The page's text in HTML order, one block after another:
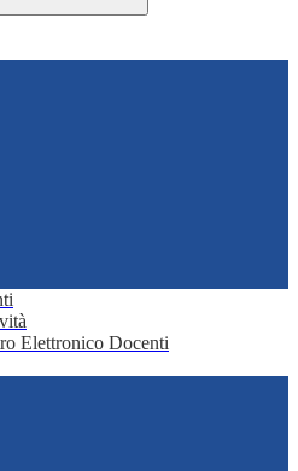
Elettronico Docenti